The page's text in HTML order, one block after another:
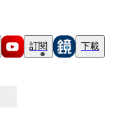
訂閱 下載